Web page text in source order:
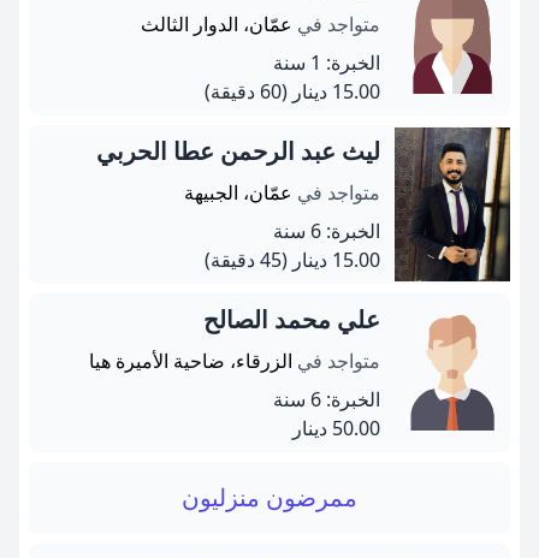
متواجد في عمّان، الدوار الثالث
الخبرة: 1 سنة
15.00 دينار
(60 دقيقة)
ليث عبد الرحمن عطا الحربي
متواجد في عمّان، الجبيهة
الخبرة: 6 سنة
15.00 دينار
(45 دقيقة)
علي محمد الصالح
متواجد في الزرقاء، ضاحية الأميرة هيا
الخبرة: 6 سنة
50.00 دينار
ممرضون منزليون